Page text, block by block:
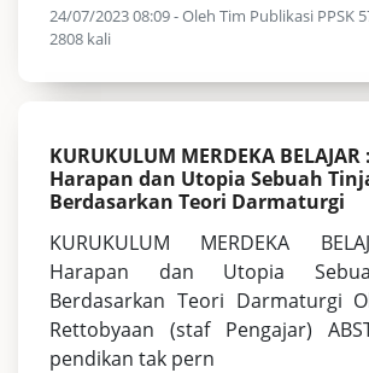
24/07/2023 08:09 - Oleh Tim Publikasi PPSK
2808 kali
KURUKULUM MERDEKA
Harapan dan Utopia Sebuah
Berdasarkan Teori Darmaturgi
KURUKULUM MERDEKA
Harapan dan Utopia
Berdasarkan Teori Darmaturgi
Rettobyaan (staf Pengajar)
pendikan tak pern